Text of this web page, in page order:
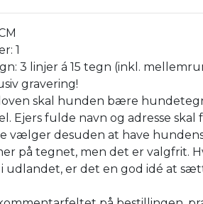
1
3 linjer á 15 tegn (inkl.
gravering!
skal hunden bære
Ejers fulde navn og adresse skal
vælger desuden at have
på tegnet, men det er valgfrit.
udlandet, er det en god idé at